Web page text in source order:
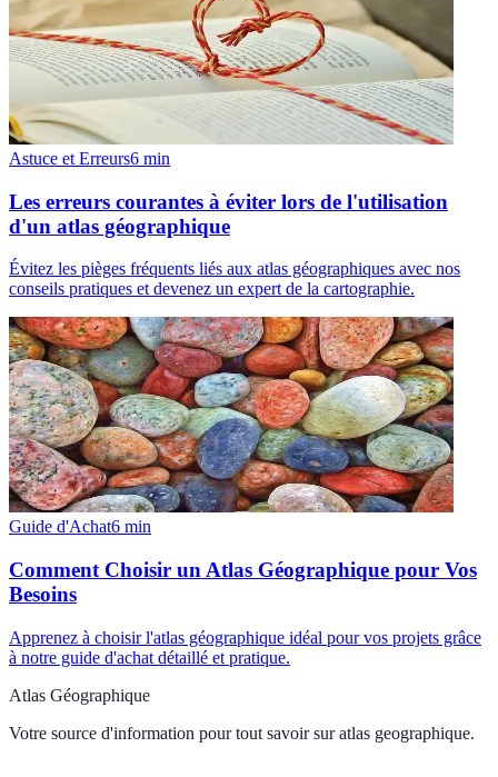
Astuce et Erreurs6 min
Les erreurs courantes à éviter lors de l'utilisation
d'un atlas géographique
Évitez les pièges fréquents liés aux atlas géographiques avec nos
conseils pratiques et devenez un expert de la cartographie.
Guide d'Achat6 min
Comment Choisir un Atlas Géographique pour Vos
Besoins
Apprenez à choisir l'atlas géographique idéal pour vos projets grâce
à notre guide d'achat détaillé et pratique.
Atlas Géographique
Votre source d'information pour tout savoir sur atlas geographique.